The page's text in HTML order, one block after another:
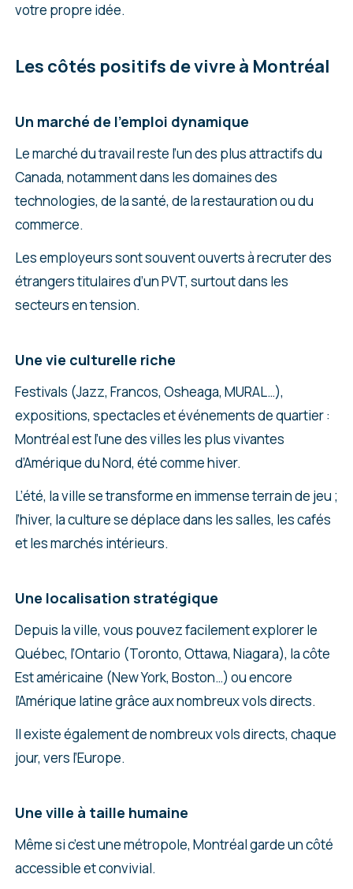
votre propre idée.
Les côtés positifs de vivre à Montréal
Un marché de l’emploi dynamique
Le marché du travail reste l’un des plus attractifs du
Canada, notamment dans les domaines des
technologies, de la santé, de la restauration ou du
commerce.
Les employeurs sont souvent ouverts à recruter des
étrangers titulaires d’un PVT, surtout dans les
secteurs en tension.
Une vie culturelle riche
Festivals (Jazz, Francos, Osheaga, MURAL…),
expositions, spectacles et événements de quartier :
Montréal est l’une des villes les plus vivantes
d’Amérique du Nord, été comme hiver.
L’été, la ville se transforme en immense terrain de jeu ;
l’hiver, la culture se déplace dans les salles, les cafés
et les marchés intérieurs.
Une localisation stratégique
Depuis la ville, vous pouvez facilement explorer le
Québec, l’Ontario (Toronto, Ottawa, Niagara), la côte
Est américaine (New York, Boston…) ou encore
l’Amérique latine grâce aux nombreux vols directs.
Il existe également de nombreux vols directs, chaque
jour, vers l’Europe.
Une ville à taille humaine
Même si c’est une métropole, Montréal garde un côté
accessible et convivial.